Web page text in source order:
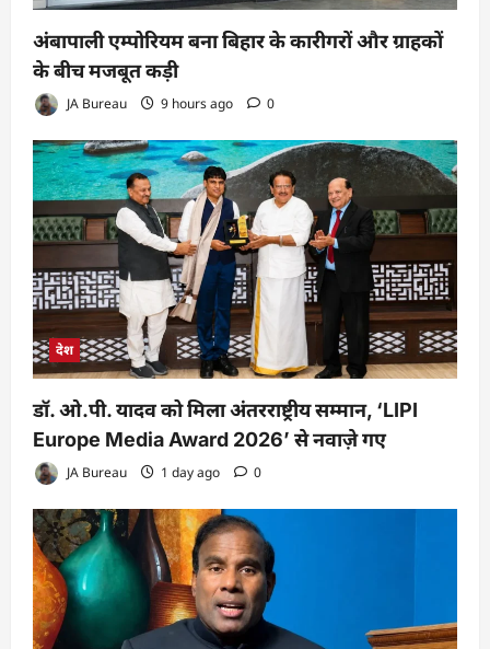
अंबापाली एम्पोरियम बना बिहार के कारीगरों और ग्राहकों
के बीच मजबूत कड़ी
JA Bureau 9 hours ago 0
देश
डॉ. ओ.पी. यादव को मिला अंतरराष्ट्रीय सम्मान, ‘LIPI
Europe Media Award 2026’ से नवाज़े गए
JA Bureau 1 day ago 0